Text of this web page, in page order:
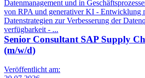
Datenmanagement und in
von RPA und generativer KI - Entwicklung
Datenstrategien zur Verbesserung der
verfügbarkeit - ...
Senior Consultant SAP Supply
(m/w/d)
Veröffentlicht am: